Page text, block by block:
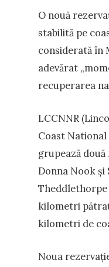
O nouă
stabilită pe
considerată în
adevărat
recuperarea
LCCNNR
Coast National
grupează
Donna Nook
Theddlethorpe
kilometri
kilometri de
Noua